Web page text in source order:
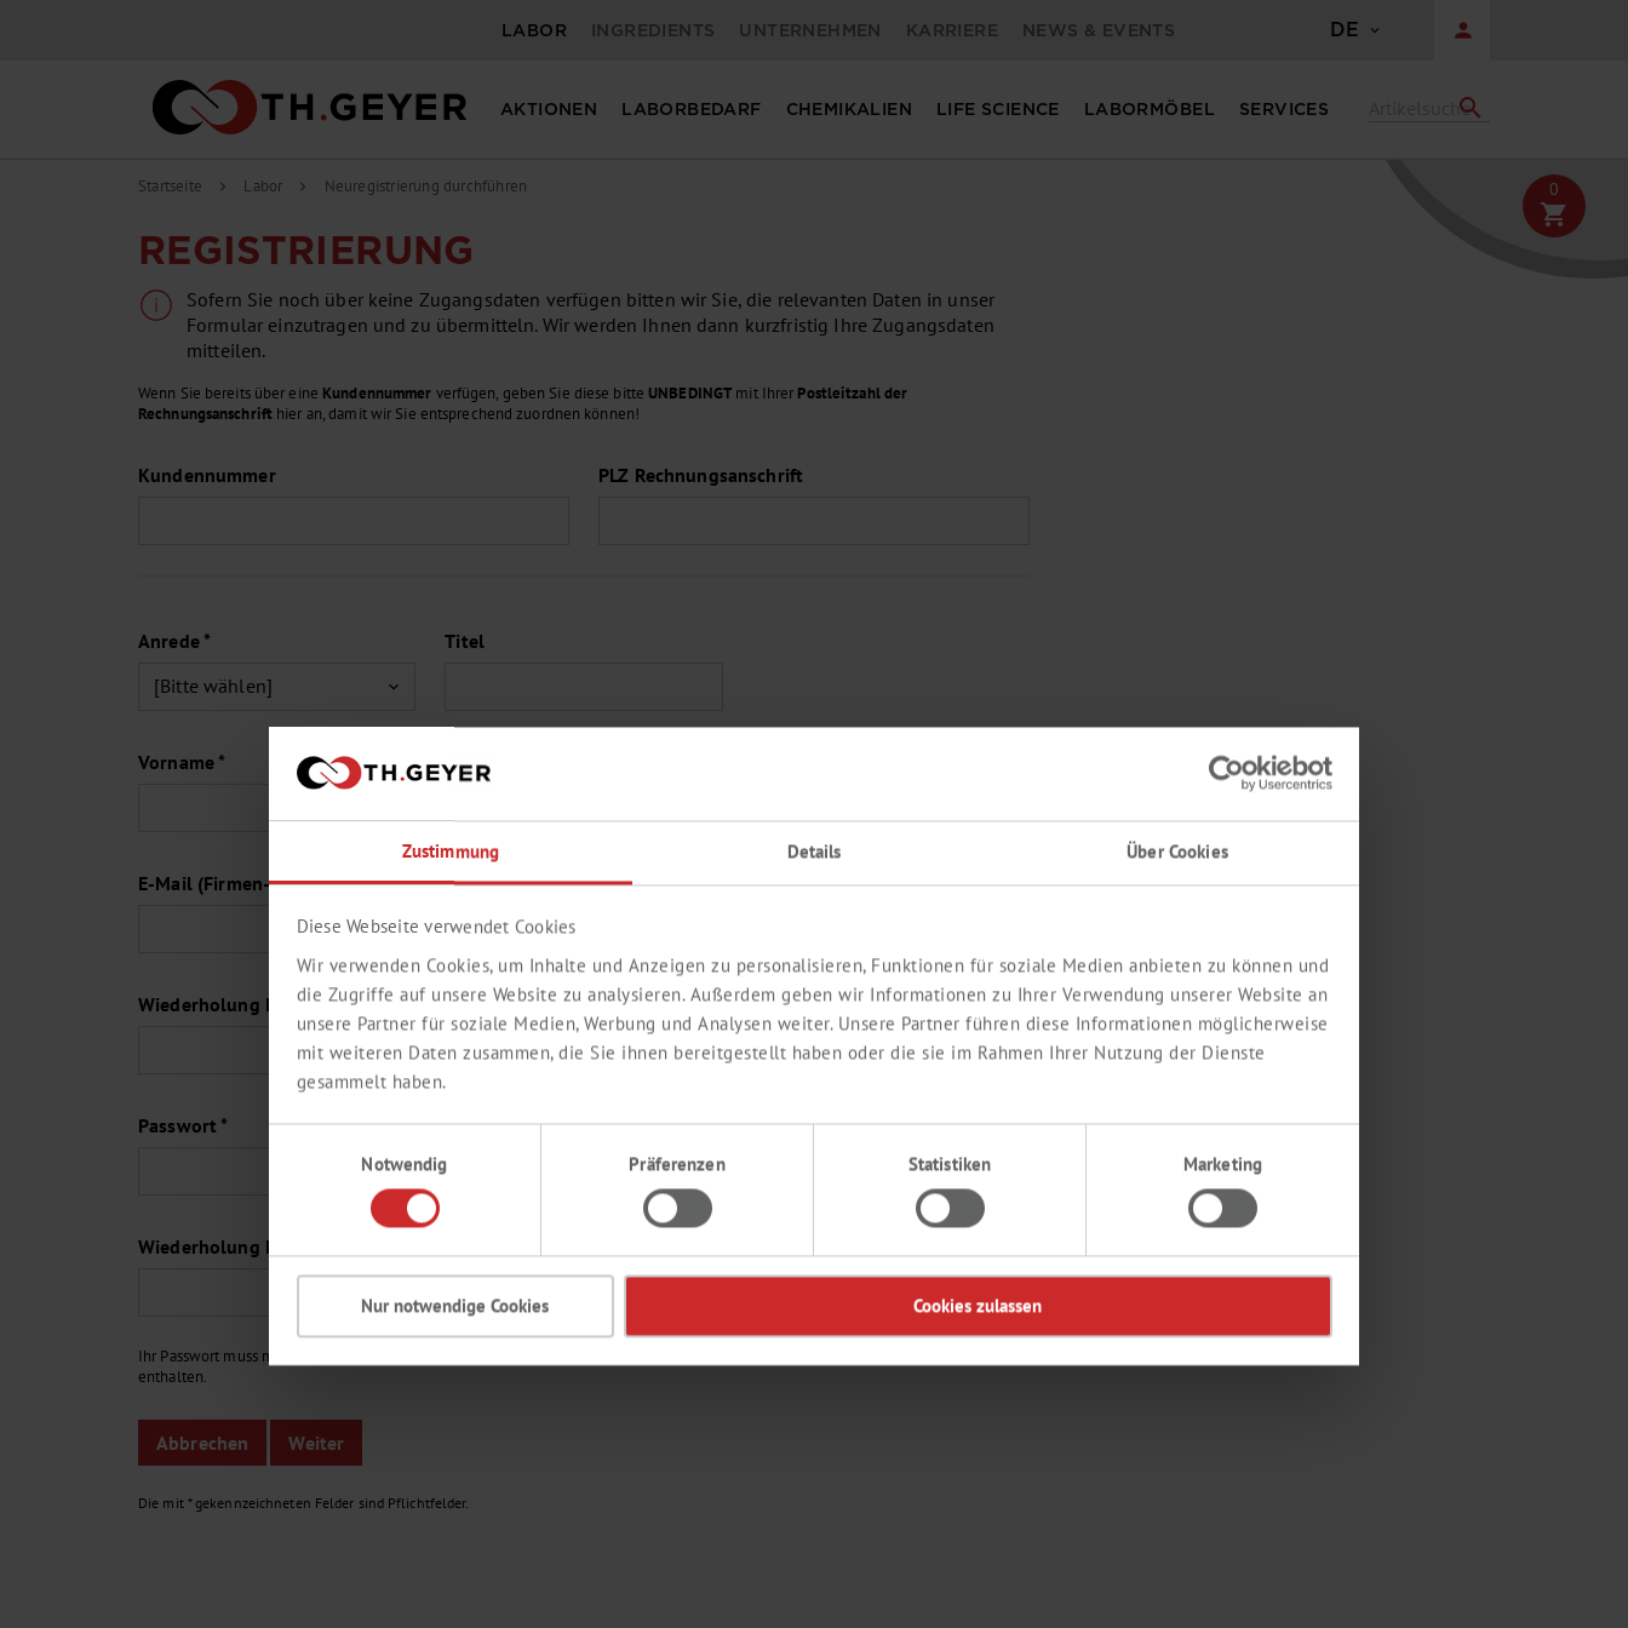
Zustimmung Details Über Cookies
Diese Webseite verwendet Cookies
Wir verwenden Cookies, um Inhalte und Anzeigen zu personalisieren, Funktionen für soziale Medien anbieten zu können und
die Zugriffe auf unsere Website zu analysieren. Außerdem geben wir Informationen zu Ihrer Verwendung unserer Website an
unsere Partner für soziale Medien, Werbung und Analysen weiter. Unsere Partner führen diese Informationen möglicherweise
mit weiteren Daten zusammen, die Sie ihnen bereitgestellt haben oder die sie im Rahmen Ihrer Nutzung der Dienste
gesammelt haben.
Notwendig
Präferenzen Statistiken Marketing
Nur notwendige Cookies Cookies zulassen
LABOR INGREDIENTS UNTERNEHMEN KARRIERE NEWS & EVENTS DE person
AKTIONEN LABORBEDARF CHEMIKALIEN LIFE SCIENCE LABORMÖBEL SERVICES search
0
shopping_cart
Startseite chevron_right Labor chevron_right Neuregistrierung durchführen
REGISTRIERUNG
Sofern Sie noch über keine Zugangsdaten verfügen bitten wir Sie, die relevanten Daten in unser
Formular einzutragen und zu übermitteln. Wir werden Ihnen dann kurzfristig Ihre Zugangsdaten
mitteilen.
Wenn Sie bereits über eine Kundennummer verfügen, geben Sie diese bitte UNBEDINGT mit Ihrer Postleitzahl der
Rechnungsanschrift hier an, damit wir Sie entsprechend zuordnen können!
Kundennummer PLZ Rechnungsanschrift
Anrede * Titel
Vorname *
E-Mail (Firmen-Adresse) *
Wiederholung E-Mail *
Passwort *
Wiederholung Passwort *
Ihr Passwort muss min. aus 6 Zeichen bestehen und Buchstaben sowie Ziffern enthalten. Das Passwort darf nicht die Email-Adresse
enthalten.
Die mit * gekennzeichneten Felder sind Pflichtfelder.